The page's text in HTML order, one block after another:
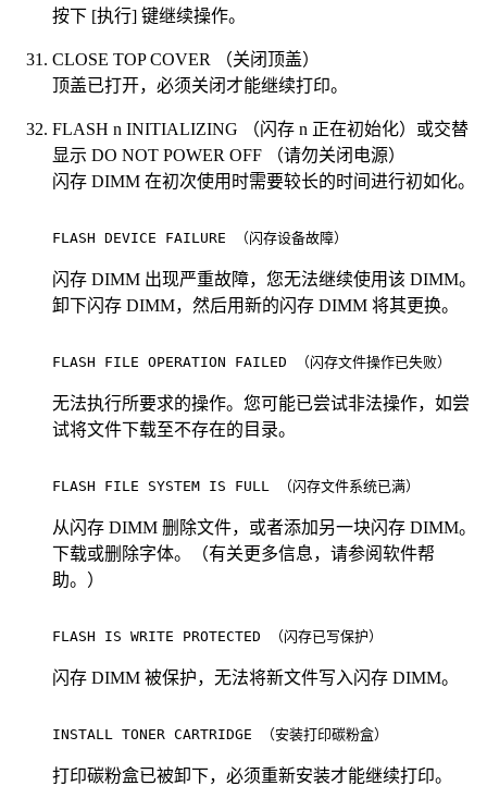
按下 [执行] 键继续操作。
CLOSE TOP COVER （关闭顶盖）
顶盖已打开，必须关闭才能继续打印。
FLASH n INITIALIZING （闪存 n 正在初始化）或交替
显示 DO NOT POWER OFF （请勿关闭电源）
闪存 DIMM 在初次使用时需要较长的时间进行初如化。
FLASH DEVICE
闪存 DIMM 出现严重故障，您无法继续使用该 DIMM。
卸下闪存 DIMM，然后用新的闪存 DIMM 将其更换。
FLASH FILE
无法执行所要求的操作。您可能已尝试非法操作，如尝
试将文件下载至不存在的目录。
FLASH FILE
从闪存 DIMM 删除文件，或者添加另一块闪存 DIMM。
下载或删除字体。（有关更多信息，请参阅软件帮
助。）
FLASH IS WRITE
闪存 DIMM 被保护，无法将新文件写入闪存 DIMM。
INSTALL TONER
打印碳粉盒已被卸下，必须重新安装才能继续打印。